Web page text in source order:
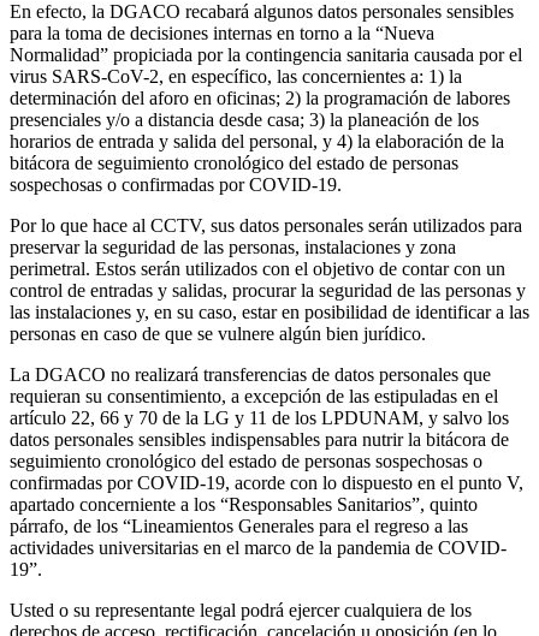
En efecto, la DGACO recabará algunos datos personales sensibles
para la toma de decisiones internas en torno a la “Nueva
Normalidad” propiciada por la contingencia sanitaria causada por el
virus SARS-CoV-2, en específico, las concernientes a: 1) la
determinación del aforo en oficinas; 2) la programación de labores
presenciales y/o a distancia desde casa; 3) la planeación de los
horarios de entrada y salida del personal, y 4) la elaboración de la
bitácora de seguimiento cronológico del estado de personas
sospechosas o confirmadas por COVID-19.
Por lo que hace al CCTV, sus datos personales serán utilizados para
preservar la seguridad de las personas, instalaciones y zona
perimetral. Estos serán utilizados con el objetivo de contar con un
control de entradas y salidas, procurar la seguridad de las personas y
las instalaciones y, en su caso, estar en posibilidad de identificar a las
personas en caso de que se vulnere algún bien jurídico.
La DGACO no realizará transferencias de datos personales que
requieran su consentimiento, a excepción de las estipuladas en el
artículo 22, 66 y 70 de la LG y 11 de los LPDUNAM, y salvo los
datos personales sensibles indispensables para nutrir la bitácora de
seguimiento cronológico del estado de personas sospechosas o
confirmadas por COVID-19, acorde con lo dispuesto en el punto V,
apartado concerniente a los “Responsables Sanitarios”, quinto
párrafo, de los “Lineamientos Generales para el regreso a las
actividades universitarias en el marco de la pandemia de COVID-
19”.
Usted o su representante legal podrá ejercer cualquiera de los